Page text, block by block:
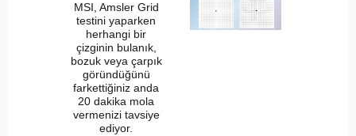
MSI, Amsler Grid
testini yaparken
herhangi bir
çizginin bulanık,
bozuk veya çarpık
göründüğünü
farkettiğiniz anda
20 dakika mola
vermenizi tavsiye
ediyor.